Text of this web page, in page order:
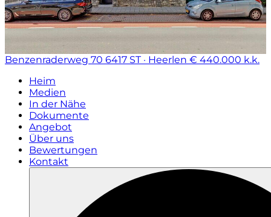
Benzenraderweg 70 6417 ST · Heerlen € 440.000 k.k.
Heim
Medien
In der Nähe
Dokumente
Angebot
Über uns
Bewertungen
Kontakt